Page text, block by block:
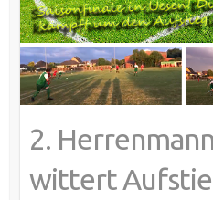
2.
wittert